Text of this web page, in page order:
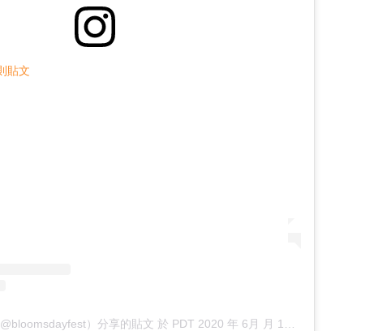
貼文
）分享的貼文 於 PDT 2020 年 6月 月 19 日 上午 10:00